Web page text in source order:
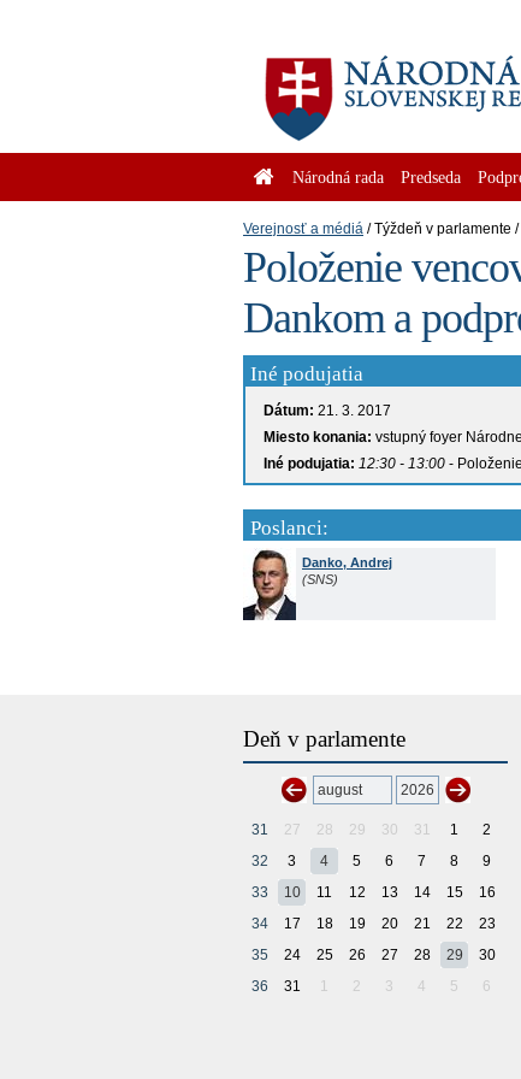
Národná rada Predseda
Verejnosť a médiá Týždeň v parlamente
Položenie
Dankom a
Iné podujatia
Dátum: 21. 3. 2017
Miesto konania: vstupný foyer
Iné podujatia: 12:30 - 13:00 -
Poslanci:
Danko, Andrej
(SNS)
Deň v parlamente
31 27 28 29 30 31 1
2
32
3 4 5 6 7 8
9
33
10 11 12 13 14 15
16
34
17 18 19 20 21 22
23
35
24 25 26 27 28 29
30
36
31 1 2 3 4 5 6